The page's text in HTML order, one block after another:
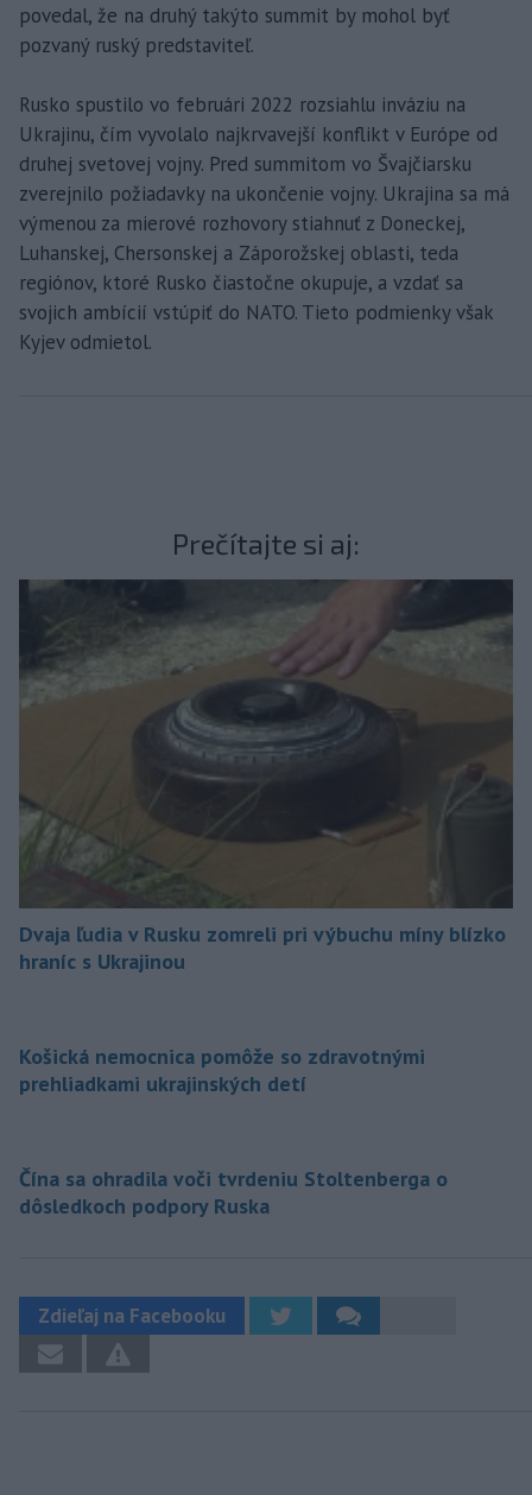
povedal, že na druhý takýto summit by mohol byť
pozvaný ruský predstaviteľ.
Rusko spustilo vo februári 2022 rozsiahlu inváziu na
Ukrajinu, čím vyvolalo najkrvavejší konflikt v Európe od
druhej svetovej vojny. Pred summitom vo Švajčiarsku
zverejnilo požiadavky na ukončenie vojny. Ukrajina sa má
výmenou za mierové rozhovory stiahnuť z Doneckej,
Luhanskej, Chersonskej a Záporožskej oblasti, teda
regiónov, ktoré Rusko čiastočne okupuje, a vzdať sa
svojich ambícií vstúpiť do NATO. Tieto podmienky však
Kyjev odmietol.
Prečítajte si aj:
Dvaja ľudia v Rusku zomreli pri výbuchu míny blízko
hraníc s Ukrajinou
Košická nemocnica pomôže so zdravotnými
prehliadkami ukrajinských detí
Čína sa ohradila voči tvrdeniu Stoltenberga o
dôsledkoch podpory Ruska
Zdieľaj na Facebooku